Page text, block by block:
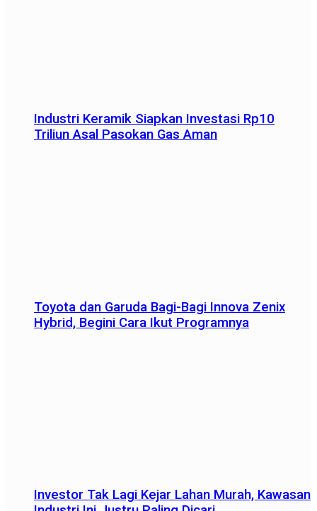
Industri Keramik Siapkan Investasi Rp10
Triliun Asal Pasokan Gas Aman
Toyota dan Garuda Bagi-Bagi Innova Zenix
Hybrid, Begini Cara Ikut Programnya
Investor Tak Lagi Kejar Lahan Murah, Kawasan